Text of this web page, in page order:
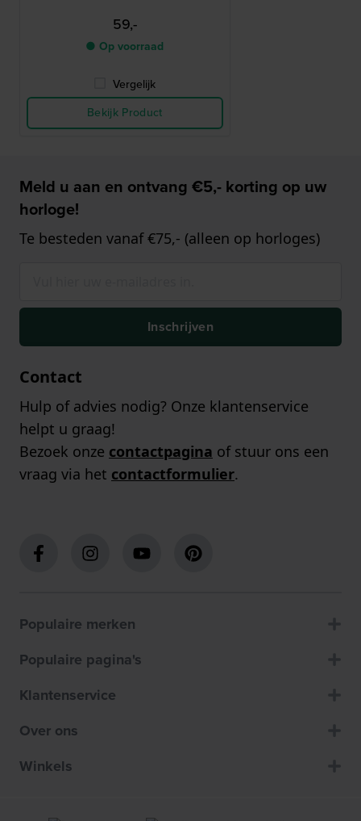
59,-
● Op voorraad
Vergelijk
Bekijk Product
Meld u aan en ontvang €5,- korting op uw
horloge!
Te besteden vanaf €75,- (alleen op horloges)
Inschrijven
Contact
Hulp of advies nodig? Onze klantenservice
helpt u graag!
Bezoek onze contactpagina of stuur ons een
vraag via het contactformulier.
Populaire merken
Populaire pagina's
Klantenservice
Over ons
Winkels